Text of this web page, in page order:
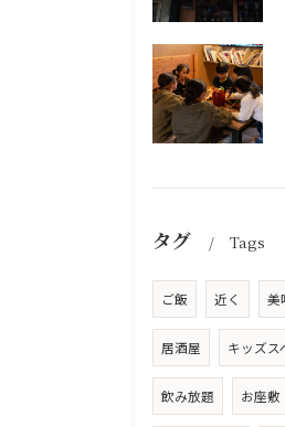
タグ Tags
ご飯 近く 美
居酒屋 キッズス
飲み放題 お座敷